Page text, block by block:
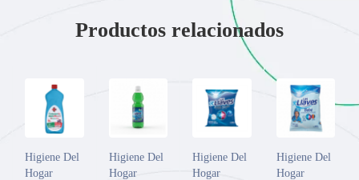
Productos relacionados
Higiene Del
Hogar
Higiene Del
Hogar
Higiene Del
Hogar
Higiene Del
Hogar